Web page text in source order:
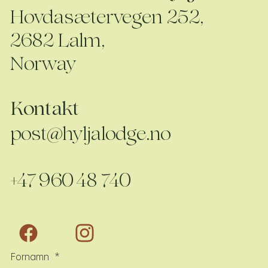
Hovdasætervegen 252,
2682 Lalm,
Norway
Kontakt
post@hyljalodge.no
+47 960 48 740
Fornamn *